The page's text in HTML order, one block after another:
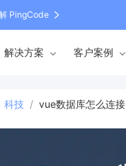
PingCode
解决方案 客户案例
科技 / vue数据库怎么连接